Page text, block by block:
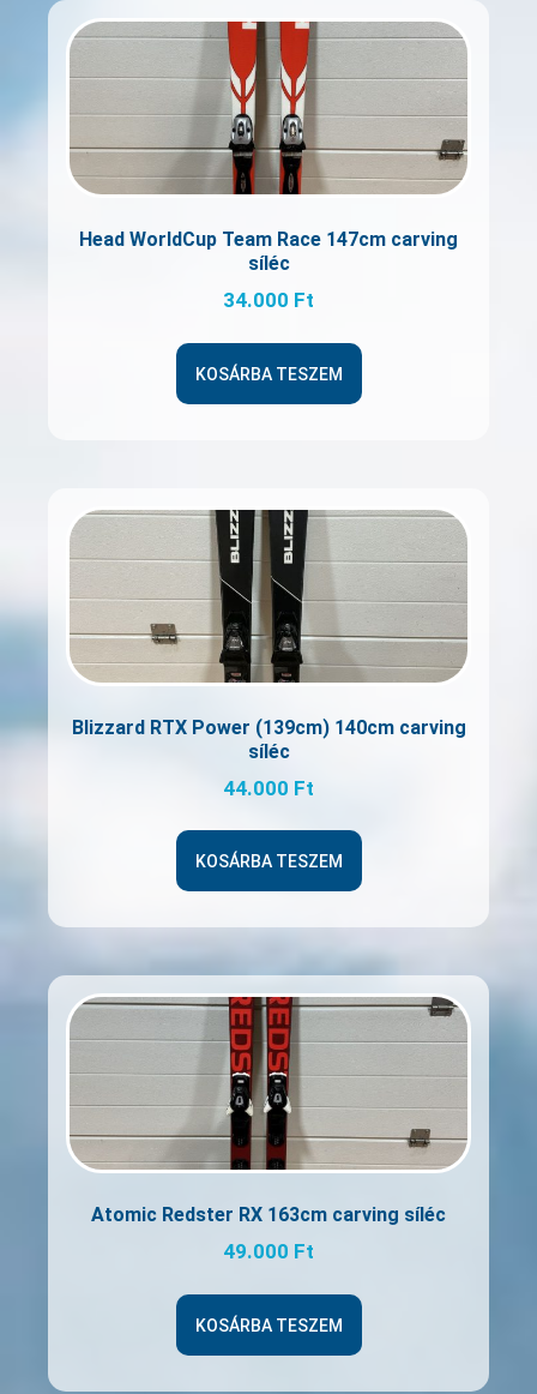
Head WorldCup Team Race 147cm carving
síléc
34.000 Ft
KOSÁRBA TESZEM
Blizzard RTX Power (139cm) 140cm carving
síléc
44.000 Ft
KOSÁRBA TESZEM
Atomic Redster RX 163cm carving síléc
49.000 Ft
KOSÁRBA TESZEM